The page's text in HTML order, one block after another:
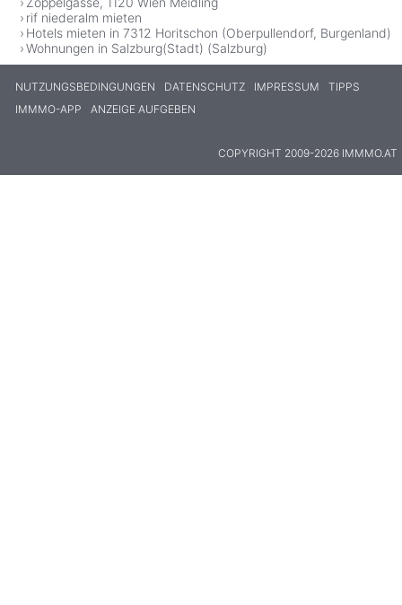
rif niederalm mieten
Hotels mieten in 7312 Horitschon (Oberpullendorf, Burgenland)
Wohnungen in Salzburg(Stadt) (Salzburg)
NUTZUNGSBEDINGUNGEN DATENSCHUTZ IMPRESSUM
TIPPS
IMMMO-APP
ANZEIGE AUFGEBEN
COPYRIGHT 2009-2026 IMMMO.AT